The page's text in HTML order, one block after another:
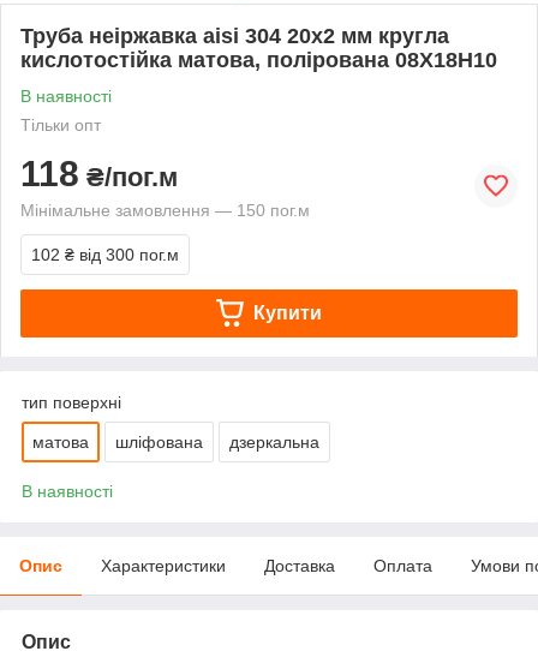
Труба неіржавка aisi 304 20х2 мм кругла
кислотостійка матова, полірована 08Х18Н10
В наявності
Тільки опт
118 ₴/пог.м
Мінімальне замовлення — 150 пог.м
102 ₴ від 300 пог.м
Купити
тип поверхні
матова шліфована дзеркальна
В наявності
Опис Характеристики Доставка Оплата Умови
Опис